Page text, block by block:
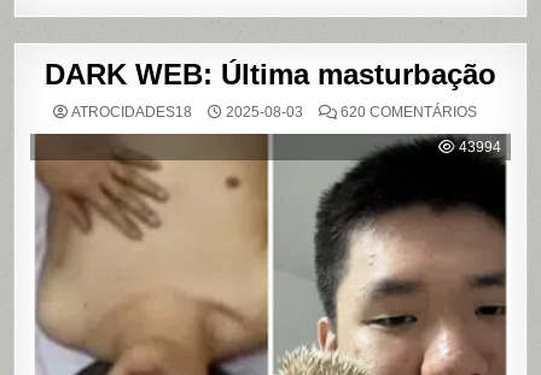
DARK WEB: Última masturbação
ATROCIDADES18 2025-08-03 620 COMENTÁRIOSEM
WEB:
ÚLTIMA
43994